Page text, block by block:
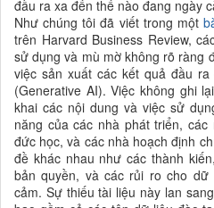
đầu ra xa đến thế nào đang ngày
Như chúng tôi đã viết trong một
trên Harvard Business Review,
sử dụng và mù mờ không rõ ràng
việc sản xuất các kết quả đầu
(Generative AI). Việc không ghi
khai các nội dung và việc sử
năng của các nhà phát triển,
đức học, và các nhà hoạch định
đề khác nhau như các thành
bản quyền, và các rủi ro cho dữ
cảm. Sự thiếu tài liệu này lan